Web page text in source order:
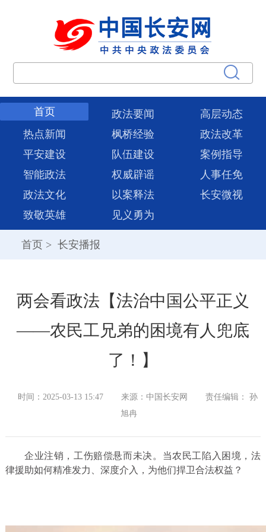
首页 政法要闻
高层动态
热点新闻
枫桥经验
政法改革
平安建设
队伍建设
案例指导
智能政法
权威辟谣
人事任免
政法文化
以案释法
长安微视
致敬英雄
见义勇为
首页 > 长安播报
两会看政法【法治中国公平正义
——农民工兄弟的困境有人兜底
了！】
时间：2025-03-13 15:47 来源：中国长安网
责任编辑： 孙
旭冉
企业注销，工伤赔偿悬而未决。当农民工陷入困境，法
律援助如何精准发力、深度介入，为他们捍卫合法权益？